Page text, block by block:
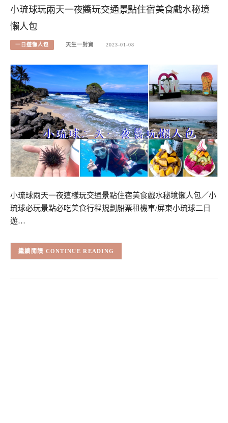
小琉球玩兩天一夜醬玩交通景點住宿美食戲水秘境
懶人包
一日遊懶人包 天生一對寶 2023-01-08
小琉球兩天一夜這樣玩交通景點住宿美食戲水秘境懶人包／小
琉球必玩景點必吃美食行程規劃船票租機車/屏東小琉球二日
遊…
CONTINUE READING